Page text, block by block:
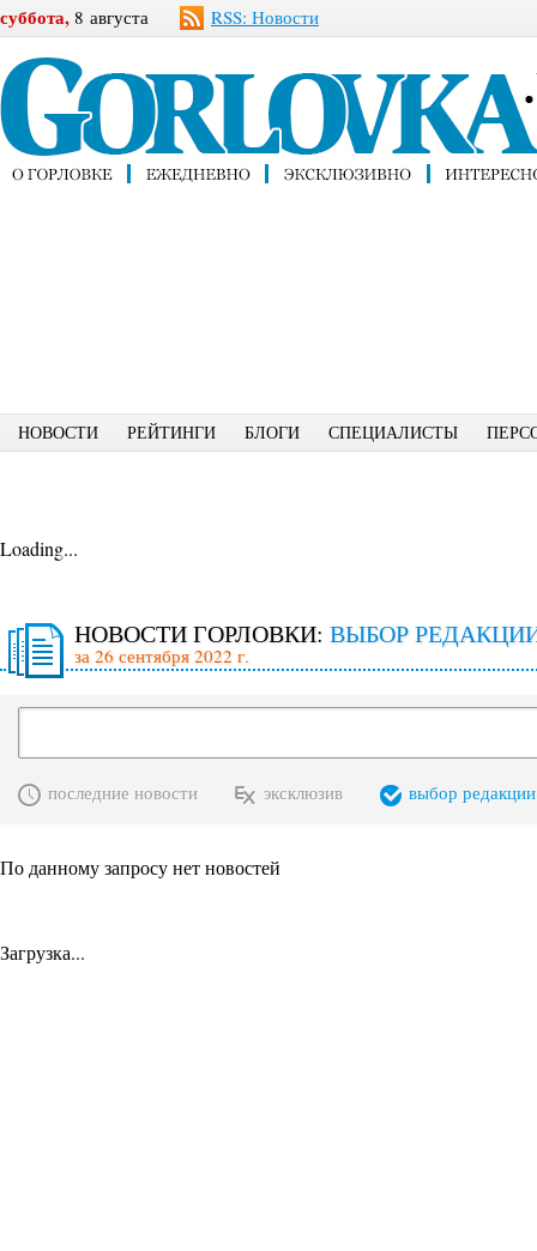
суббота, 8 августа RSS: Новости
НОВОСТИ РЕЙТИНГИ БЛОГИ СПЕЦИАЛИСТЫ
Loading...
НОВОСТИ ГОРЛОВКИ: ВЫБОР
за 26 сентября 2022 г.
последние новости эксклюзив выбор редакции
По данному запросу нет новостей
Загрузка...